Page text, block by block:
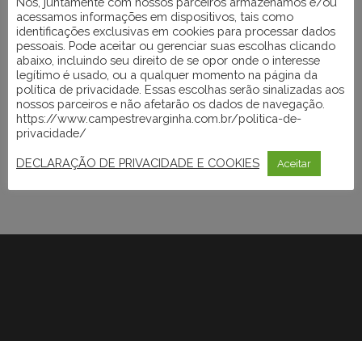
acessamos informações em dispositivos, tais como
identificações exclusivas em cookies para processar dados
pessoais. Pode aceitar ou gerenciar suas escolhas clicando
abaixo, incluindo seu direito de se opor onde o interesse
legítimo é usado, ou a qualquer momento na página da
política de privacidade. Essas escolhas serão sinalizadas aos
nossos parceiros e não afetarão os dados de navegação.
https://www.campestrevarginha.com.br/politica-de-
privacidade/
DECLARAÇÃO DE PRIVACIDADE E COOKIES Aceitar